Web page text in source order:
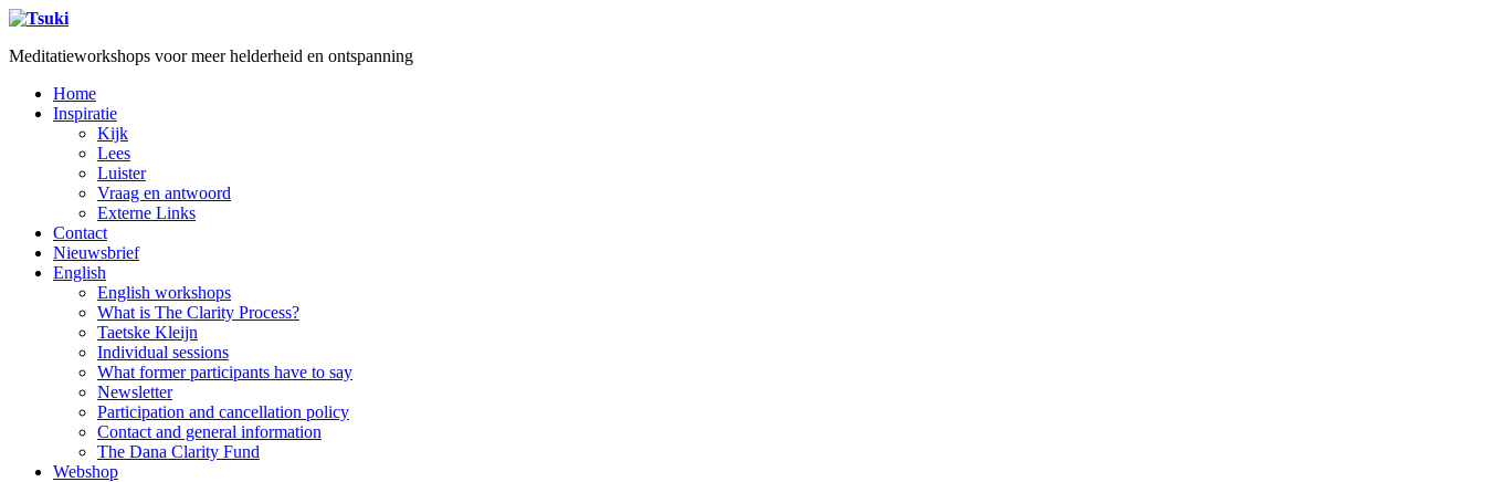
Meditatieworkshops voor meer helderheid en ontspanning
Home
Inspiratie
Kijk
Lees
Luister
Vraag en antwoord
Externe Links
Contact
Nieuwsbrief
English
English workshops
What is The Clarity Process?
Taetske Kleijn
Individual sessions
What former participants have to say
Newsletter
Participation and cancellation policy
Contact and general information
The Dana Clarity Fund
Webshop